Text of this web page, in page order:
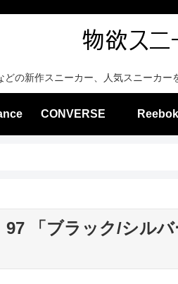
の新作スニーカー、人気スニーカ
CONVERSE Reebok
「ブラック/シルバ